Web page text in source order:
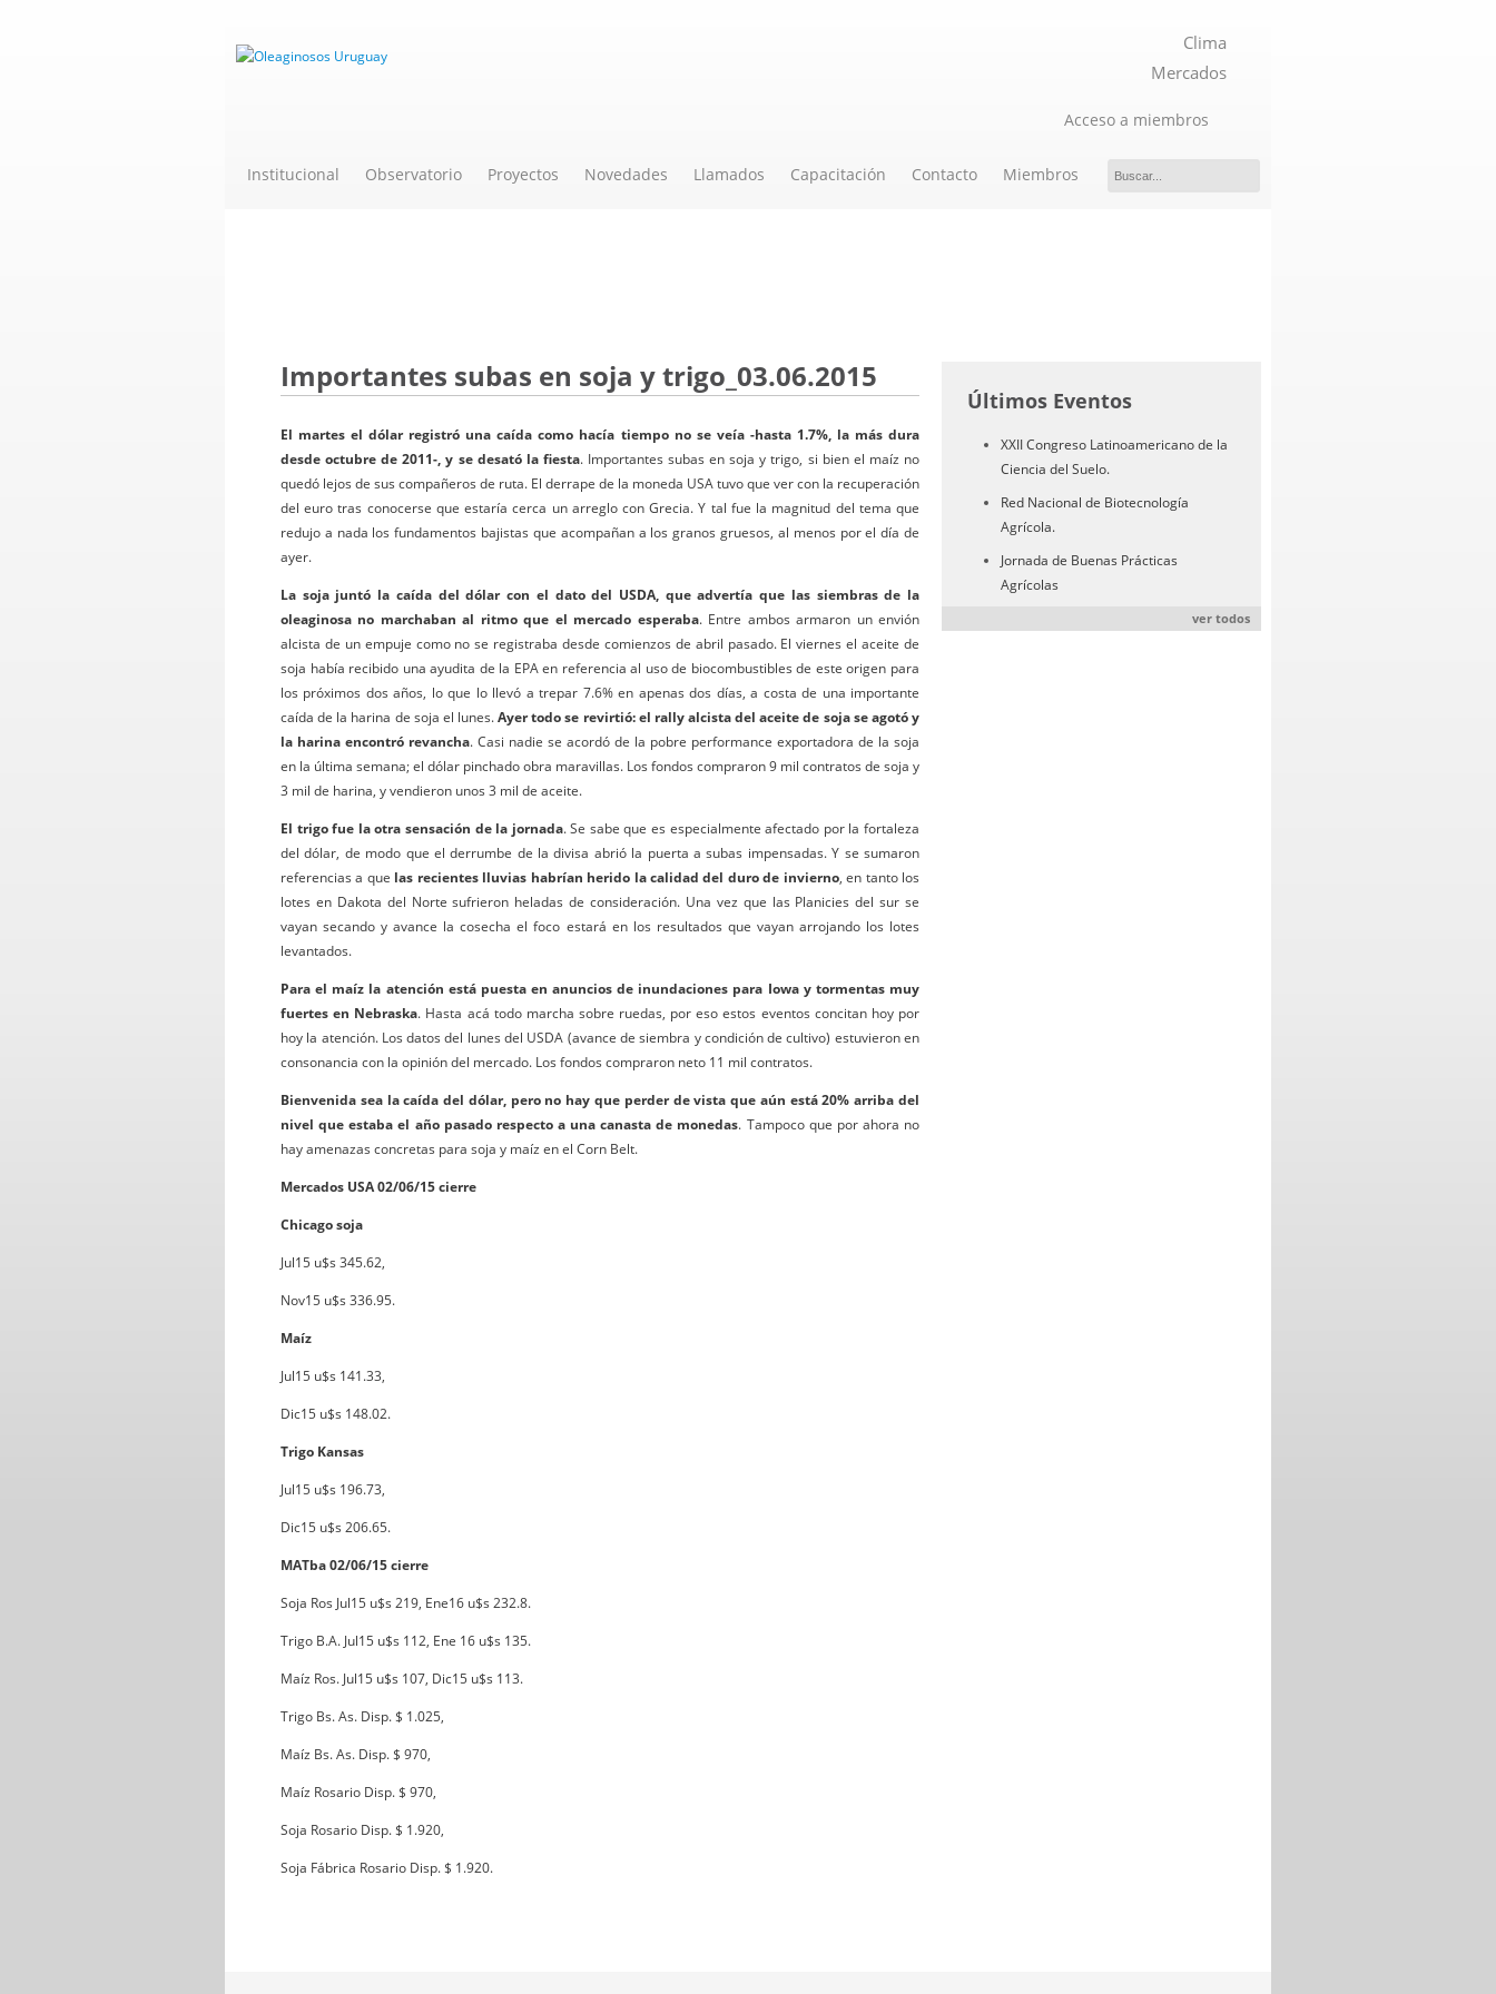
Clima
Mercados
Acceso a miembros
Institucional Observatorio Proyectos Novedades Llamados Capacitación Contacto Miembros
Importantes subas en soja y trigo_03.06.2015
El martes el dólar registró una caída como hacía tiempo no se veía -hasta 1.7%, la más dura
desde octubre de 2011-, y se desató la fiesta. Importantes subas en soja y trigo, si bien el maíz no
quedó lejos de sus compañeros de ruta. El derrape de la moneda USA tuvo que ver con la recuperación
del euro tras conocerse que estaría cerca un arreglo con Grecia. Y tal fue la magnitud del tema que
redujo a nada los fundamentos bajistas que acompañan a los granos gruesos, al menos por el día de
ayer.
La soja juntó la caída del dólar con el dato del USDA, que advertía que las siembras de la
oleaginosa no marchaban al ritmo que el mercado esperaba. Entre ambos armaron un envión
alcista de un empuje como no se registraba desde comienzos de abril pasado. El viernes el aceite de
soja había recibido una ayudita de la EPA en referencia al uso de biocombustibles de este origen para
los próximos dos años, lo que lo llevó a trepar 7.6% en apenas dos días, a costa de una importante
caída de la harina de soja el lunes.Ayer todo se revirtió: el rally alcista del aceite de soja se agotó y
la harina encontró revancha. Casi nadie se acordó de la pobre performance exportadora de la soja
en la última semana; el dólar pinchado obra maravillas. Los fondos compraron 9 mil contratos de soja y
3 mil de harina, y vendieron unos 3 mil de aceite.
El trigo fue la otra sensación de la jornada. Se sabe que es especialmente afectado por la fortaleza
del dólar, de modo que el derrumbe de la divisa abrió la puerta a subas impensadas. Y se sumaron
referencias a que las recientes lluvias habrían herido la calidad del duro de invierno, en tanto los
lotes en Dakota del Norte sufrieron heladas de consideración. Una vez que las Planicies del sur se
vayan secando y avance la cosecha el foco estará en los resultados que vayan arrojando los lotes
levantados.
Para el maíz la atención está puesta en anuncios de inundaciones para Iowa y tormentas muy
fuertes en Nebraska. Hasta acá todo marcha sobre ruedas, por eso estos eventos concitan hoy por
hoy la atención. Los datos del lunes del USDA (avance de siembra y condición de cultivo) estuvieron en
consonancia con la opinión del mercado. Los fondos compraron neto 11 mil contratos.
Bienvenida sea la caída del dólar, pero no hay que perder de vista que aún está 20% arriba del
nivel que estaba el año pasado respecto a una canasta de monedas. Tampoco que por ahora no
hay amenazas concretas para soja y maíz en el Corn Belt.
Mercados USA 02/06/15 cierre
Chicago soja
Jul15 u$s 345.62,
Nov15 u$s 336.95.
Maíz
Jul15 u$s 141.33,
Dic15 u$s 148.02.
Trigo Kansas
Jul15 u$s 196.73,
Dic15 u$s 206.65.
MATba 02/06/15 cierre
Soja Ros Jul15 u$s 219, Ene16 u$s 232.8.
Trigo B.A. Jul15 u$s 112, Ene 16 u$s 135.
Maíz Ros. Jul15 u$s 107, Dic15 u$s 113.
Trigo Bs. As. Disp. $ 1.025,
Maíz Bs. As. Disp. $ 970,
Maíz Rosario Disp. $ 970,
Soja Rosario Disp. $ 1.920,
Soja Fábrica Rosario Disp. $ 1.920.
Últimos Eventos
XXII Congreso Latinoamericano de la
Ciencia del Suelo.
Red Nacional de Biotecnología
Agrícola.
Jornada de Buenas Prácticas
Agrícolas
ver todos